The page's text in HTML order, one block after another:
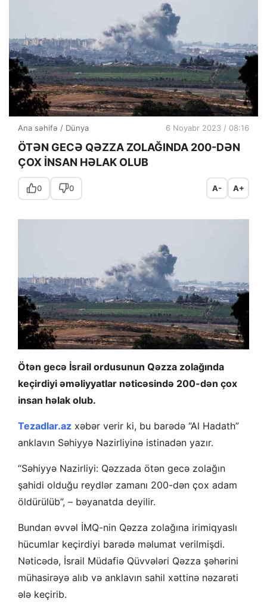
Ana səhifə / Dünya 6 Noyabr 2023 / 08:16
ÖTƏN GECƏ QƏZZA ZOLAĞINDA 200-DƏN
ÇOX İNSAN HƏLAK OLUB
0 0 A- A+
Ötən gecə İsrail ordusunun Qəzza zolağında
keçirdiyi əməliyyatlar nəticəsində 200-dən çox
insan həlak olub.
Tezadlar.az xəbər verir ki, bu barədə “Al Hadath”
anklavın Səhiyyə Nazirliyinə istinadən yazır.
“Səhiyyə Nazirliyi: Qəzzada ötən gecə zolağın
şahidi olduğu reydlər zamanı 200-dən çox adam
öldürülüb”, – bəyanatda deyilir.
Bundan əvvəl İMQ-nin Qəzza zolağına irimiqyaslı
hücumlar keçirdiyi barədə məlumat verilmişdi.
Nəticədə, İsrail Müdafiə Qüvvələri Qəzza şəhərini
mühasirəyə alıb və anklavın sahil xəttinə nəzarəti
ələ keçirib.